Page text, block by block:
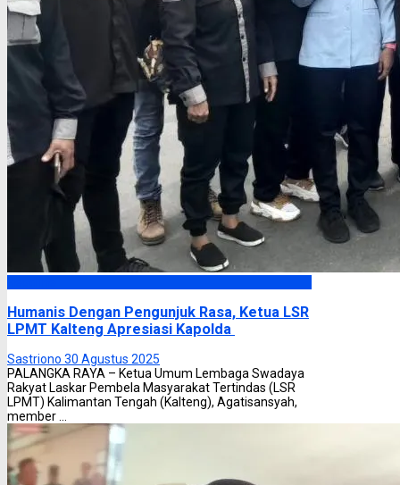
Humanis Dengan Pengunjuk Rasa, Ketua LSR
LPMT Kalteng Apresiasi Kapolda
Sastriono 30 Agustus 2025
PALANGKA RAYA – Ketua Umum Lembaga Swadaya
Rakyat Laskar Pembela Masyarakat Tertindas (LSR
LPMT) Kalimantan Tengah (Kalteng), Agatisansyah,
member ...